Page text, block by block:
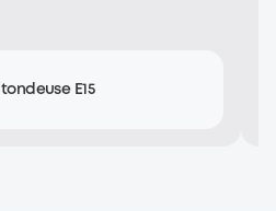
E15